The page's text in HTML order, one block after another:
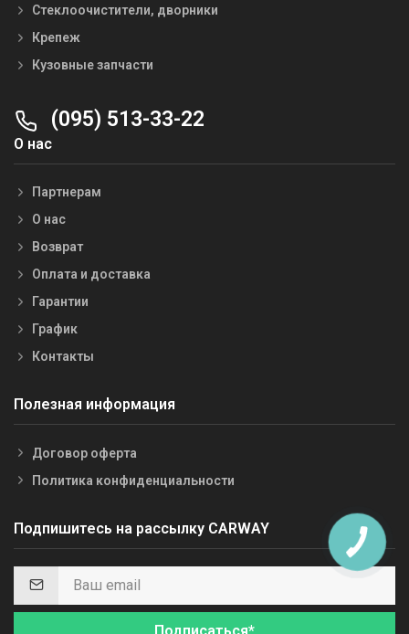
Стеклоочистители, дворники
Крепеж
Кузовные запчасти
(095) 513-33-22
О нас
Партнерам
О нас
Возврат
Оплата и доставка
Гарантии
График
Контакты
Полезная информация
Договор оферта
Политика конфиденциальности
Подпишитесь на рассылку CARWAY